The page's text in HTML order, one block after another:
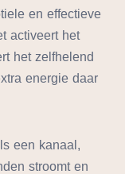
en effectieve
activeert het
het zelfhelend
energie daar
een kanaal,
stroomt en